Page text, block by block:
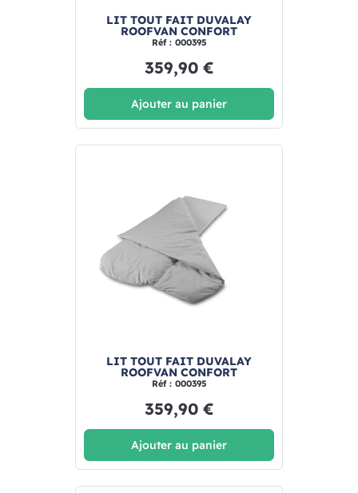
LIT TOUT FAIT DUVALAY
ROOFVAN CONFORT
Réf : 000395
359,90 €
Ajouter au panier
LIT TOUT FAIT DUVALAY
ROOFVAN CONFORT
Réf : 000395
359,90 €
Ajouter au panier